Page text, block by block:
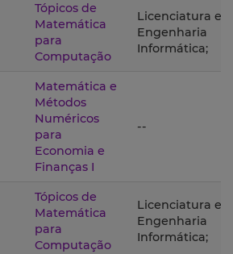
Tópicos de
Matemática
para
Computação
Licenciatura em
Engenharia
Informática;
Matemática e
Métodos
Numéricos
para
Economia e
Finanças I
--
Tópicos de
Matemática
para
Computação
Licenciatura em
Engenharia
Informática;